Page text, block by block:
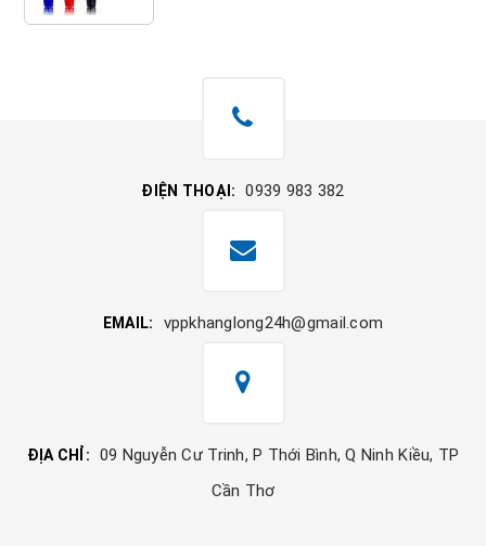
ĐIỆN THOẠI: 0939 983 382
EMAIL: vppkhanglong24h@gmail.com
ĐỊA CHỈ:
09 Nguyễn Cư Trinh, P Thới Bình, Q Ninh Kiều, TP
Cần Thơ